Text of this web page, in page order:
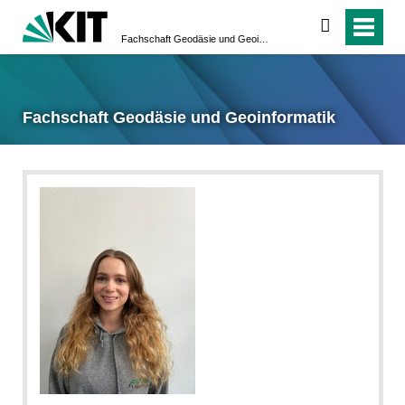
suchen
Fachschaft Geodäsie und Geoinformatik